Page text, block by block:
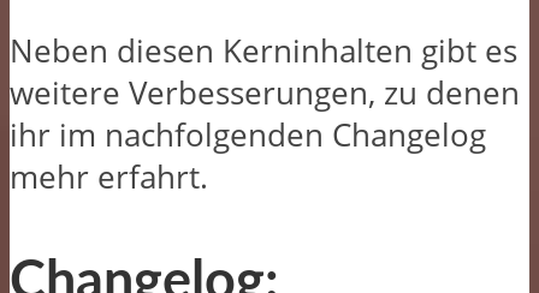
Neben diesen Kerninhalten gibt es
weitere Verbesserungen, zu denen
ihr im nachfolgenden Changelog
mehr erfahrt.